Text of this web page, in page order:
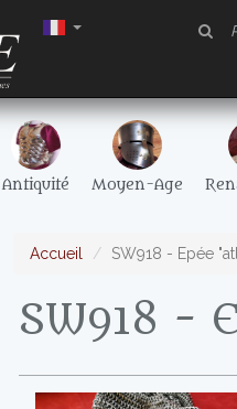
Antiquité Moyen-Age
Accueil SW918 - Epée
SW918 -